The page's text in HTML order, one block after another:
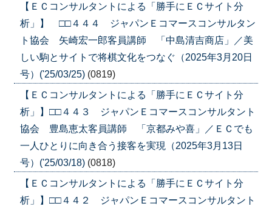
【ＥＣコンサルタントによる「勝手にＥＣサイト分
析」】 □□４４４ ジャパンＥコマースコンサルタン
ト協会 矢崎宏一郎客員講師 「中島清吉商店」／美
しい駒とサイトで将棋文化をつなぐ（2025年3月20日
号）('25/03/25) (0819)
【ＥＣコンサルタントによる「勝手にＥＣサイト分
析」】□□４４３ ジャパンＥコマースコンサルタント
協会 豊島恵太客員講師 「京都みや喜」／ＥＣでも
一人ひとりに向き合う接客を実現（2025年3月13日
号）('25/03/18) (0818)
【ＥＣコンサルタントによる「勝手にＥＣサイト分
析」】□□４４２ ジャパンＥコマースコンサルタント